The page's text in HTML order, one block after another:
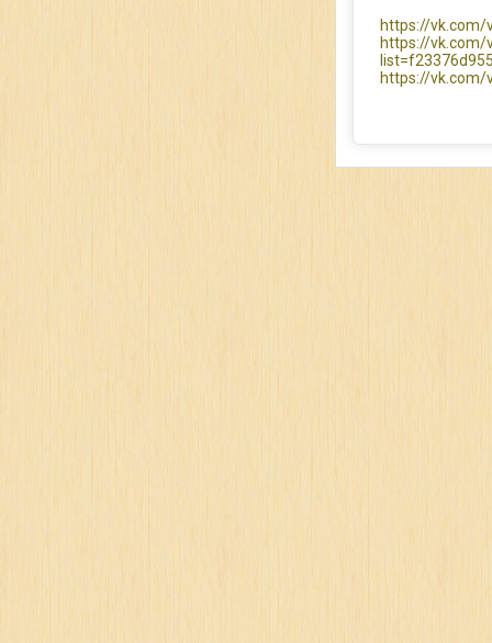
https://vk.com/
https://vk.com/
https://vk.com/